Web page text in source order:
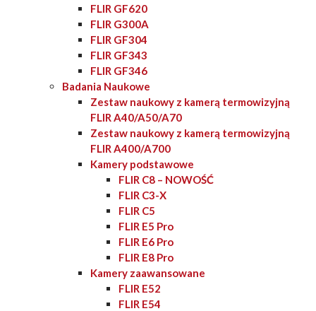
FLIR GF620
FLIR G300A
FLIR GF304
FLIR GF343
FLIR GF346
Badania Naukowe
Zestaw naukowy z kamerą termowizyjną
FLIR A40/A50/A70
Zestaw naukowy z kamerą termowizyjną
FLIR A400/A700
Kamery podstawowe
FLIR C8 – NOWOŚĆ
FLIR C3-X
FLIR C5
FLIR E5 Pro
FLIR E6 Pro
FLIR E8 Pro
Kamery zaawansowane
FLIR E52
FLIR E54